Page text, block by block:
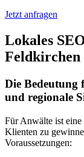
Jetzt anfragen
Lokales
Feldkirchen
Die Bedeutung
und regionale
Für Anwälte ist eine
Klienten zu
Voraussetzungen: